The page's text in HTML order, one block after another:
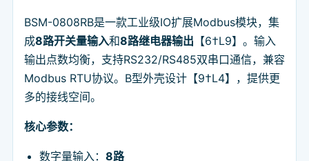
BSM-0808RB是一款工业级IO扩展Modbus模块，集
成8路开关量输入和8路继电器输出 【6†L9】。输入
输出点数均衡，支持RS232/RS485双串口通信，兼容
Modbus RTU协议。B型外壳设计【9†L4】，提供更
多的接线空间。
核心参数：
数字量输入：8路